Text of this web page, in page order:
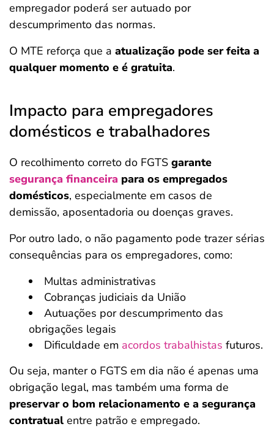
empregador poderá ser autuado por
descumprimento das normas.
O MTE reforça que a atualização pode ser feita a
qualquer momento e é gratuita.
Impacto para empregadores
domésticos e trabalhadores
O recolhimento correto do FGTS garante
segurança financeira para os empregados
domésticos, especialmente em casos de
demissão, aposentadoria ou doenças graves.
Por outro lado, o não pagamento pode trazer sérias
consequências para os empregadores, como:
Multas administrativas
Cobranças judiciais da União
Autuações por descumprimento das
obrigações legais
Dificuldade em acordos trabalhistas futuros.
Ou seja, manter o FGTS em dia não é apenas uma
obrigação legal, mas também uma forma de
preservar o bom relacionamento e a segurança
contratual entre patrão e empregado.